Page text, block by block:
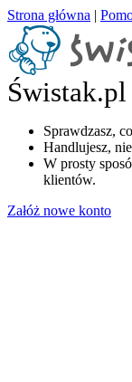
Strona główna |
Sprawdzasz,
Handlujesz,
W prosty
klientów.
Załóż nowe konto